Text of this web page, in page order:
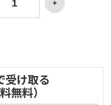
受け取る
無料）